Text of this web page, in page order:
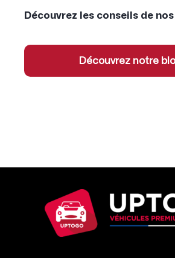
Découvrez les conseils de
Découvrez notre